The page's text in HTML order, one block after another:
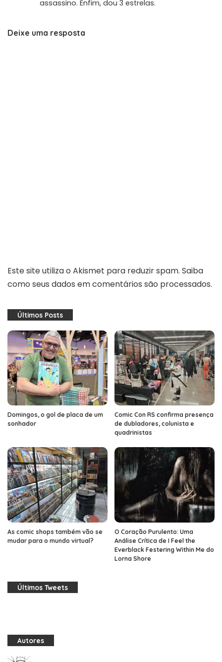
assassino. Enfim, dou 3 estrelas.
Deixe uma resposta
Este site utiliza o Akismet para reduzir spam. Saiba
como seus dados em comentários são processados.
Últimos Posts
Domingos, o gol de placa de um
sonhador
Comic Con RS confirma presença
de dubladores, colunista e
quadrinistas
As comic shops também vão se
mudar para o mundo virtual?
O Coração Purulento: Uma
Análise Crítica de I Feel the
Everblack Festering Within Me do
Lorna Shore
Últimos Tweets
Autores